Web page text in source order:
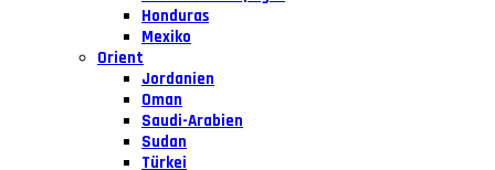
Honduras
Mexiko
Orient
Jordanien
Oman
Saudi-Arabien
Sudan
Türkei